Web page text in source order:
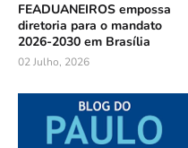
FEADUANEIROS empossa
diretoria para o mandato
2026-2030 em Brasília
02 Julho, 2026